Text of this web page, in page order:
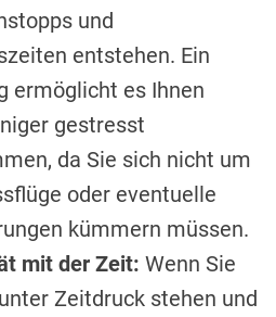
und
entstehen. Ein
ermöglicht es Ihnen
gestresst
da Sie sich nicht um
oder eventuelle
kümmern müssen.
mit der Zeit: Wenn Sie
Zeitdruck stehen und